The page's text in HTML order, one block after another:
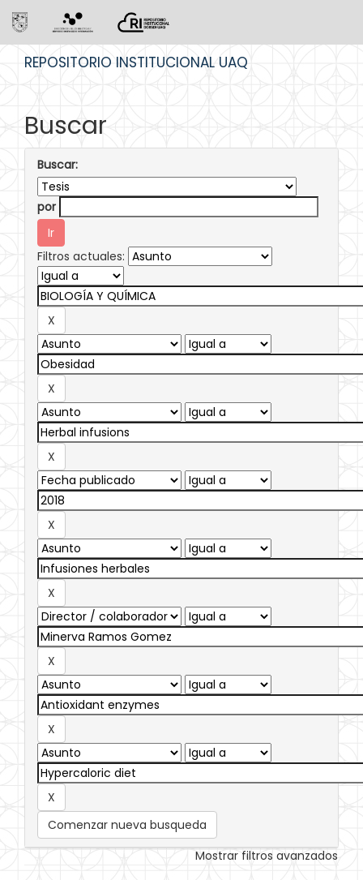
REPOSITORIO INSTITUCIONAL UAQ
Buscar
Buscar:
por
Filtros actuales:
Comenzar nueva busqueda
Mostrar filtros avanzados